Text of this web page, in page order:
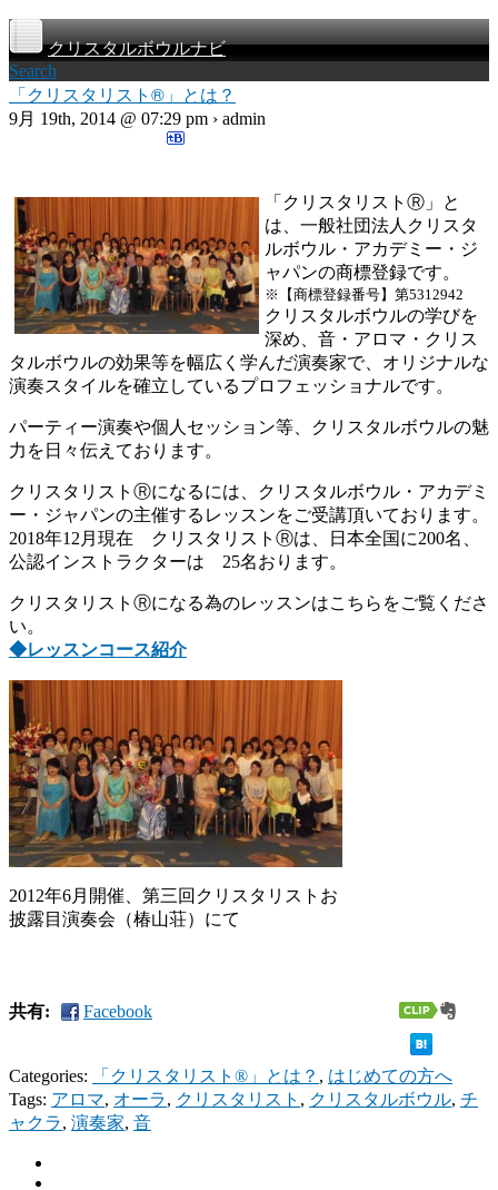
クリスタルボウルナビ
Search
「クリスタリスト®」とは？
9月 19th, 2014 @ 07:29 pm › admin
「クリスタリストⓇ」と
は、一般社団法人クリスタ
ルボウル・アカデミー・ジ
ャパンの商標登録です。
※【商標登録番号】第5312942
クリスタルボウルの学びを
深め、音・アロマ・クリス
タルボウルの効果等を幅広く学んだ演奏家で、オリジナルな
演奏スタイルを確立しているプロフェッショナルです。
パーティー演奏や個人セッション等、クリスタルボウルの魅
力を日々伝えております。
クリスタリストⓇになるには、クリスタルボウル・アカデミ
ー・ジャパンの主催するレッスンをご受講頂いております。
2018年12月現在 クリスタリストⓇは、日本全国に200名、
公認インストラクターは 25名おります。
クリスタリストⓇになる為のレッスンはこちらをご覧くださ
い。
◆レッスンコース紹介
2012年6月開催、第三回クリスタリストお
披露目演奏会（椿山荘）にて
共有: Facebook
Categories: 「クリスタリスト®」とは？ , はじめての方へ
Tags: アロマ, オーラ, クリスタリスト , クリスタルボウル, チ
ャクラ, 演奏家, 音